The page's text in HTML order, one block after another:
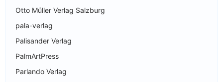
Otto Müller Verlag Salzburg
pala-verlag
Palisander Verlag
PalmArtPress
Parlando Verlag